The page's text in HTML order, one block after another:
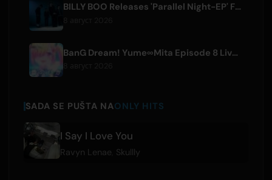
BILLY BOO Releases 'Parallel Night-EP' Featuring TV Drama Theme Song
BanG Dream! Yume∞Mita Episode 8 Live Clip Released
SADA SE PUŠTA NAONLY HITS
I Say I Love You
Ravyn Lenae Skullly